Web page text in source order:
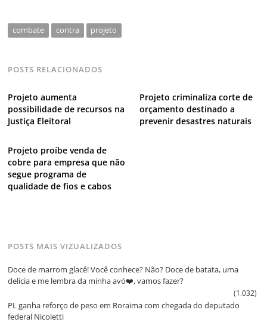
combate contra projeto
POSTS RELACIONADOS
Projeto aumenta
possibilidade de recursos na
Justiça Eleitoral
Projeto criminaliza corte de
orçamento destinado a
prevenir desastres naturais
Projeto proíbe venda de
cobre para empresa que não
segue programa de
qualidade de fios e cabos
POSTS MAIS VIZUALIZADOS
Doce de marrom glacê! Você conhece? Não? Doce de batata, uma
delícia e me lembra da minha avó❤️, vamos fazer?
(1.032)
PL ganha reforço de peso em Roraima com chegada do deputado
federal Nicoletti